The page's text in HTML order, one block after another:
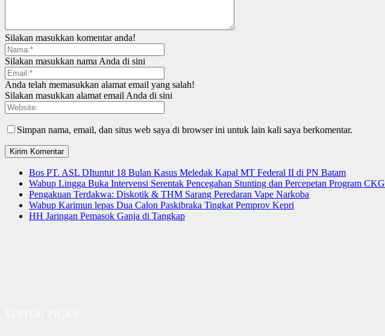
Silakan masukkan komentar anda!
Silakan masukkan nama Anda di sini
Anda telah memasukkan alamat email yang salah!
Silakan masukkan alamat email Anda di sini
Simpan nama, email, dan situs web saya di browser ini untuk lain kali saya berkomentar.
Bos PT. ASL DItuntut 18 Bulan Kasus Meledak Kapal MT Federal II di PN Batam
Wabup Lingga Buka Intervensi Serentak Pencegahan Stunting dan Percepetan Program CKG
Pengakuan Terdakwa: Diskotik & THM Sarang Peredaran Vape Narkoba
Wabup Karimun lepas Dua Calon Paskibraka Tingkat Pemprov Kepri
HH Jaringan Pemasok Ganja di Tangkap